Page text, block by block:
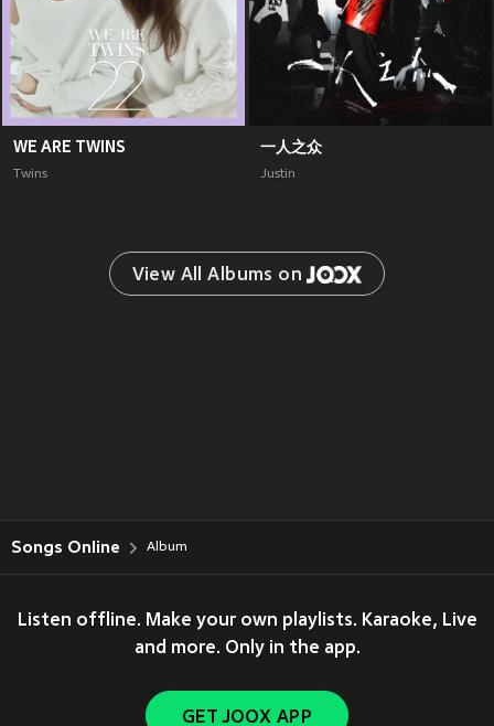
WE ARE TWINS
Twins
一人之众
Justin
View All Albums on
Songs Online Album
Listen offline. Make your own playlists. Karaoke, Live
and more. Only in the app.
GET JOOX APP